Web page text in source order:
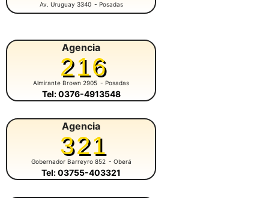
Av. Uruguay 3340 - Posadas
Agencia
216
Almirante Brown 2905 - Posadas
Tel: 0376-4913548
Agencia
321
Gobernador Barreyro 852 - Oberá
Tel: 03755-403321